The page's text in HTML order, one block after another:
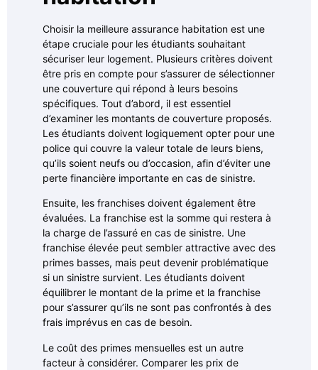
Choisir la meilleure assurance habitation est une
étape cruciale pour les étudiants souhaitant
sécuriser leur logement. Plusieurs critères doivent
être pris en compte pour s’assurer de sélectionner
une couverture qui répond à leurs besoins
spécifiques. Tout d’abord, il est essentiel
d’examiner les montants de couverture proposés.
Les étudiants doivent logiquement opter pour une
police qui couvre la valeur totale de leurs biens,
qu’ils soient neufs ou d’occasion, afin d’éviter une
perte financière importante en cas de sinistre.
Ensuite, les franchises doivent également être
évaluées. La franchise est la somme qui restera à
la charge de l’assuré en cas de sinistre. Une
franchise élevée peut sembler attractive avec des
primes basses, mais peut devenir problématique
si un sinistre survient. Les étudiants doivent
équilibrer le montant de la prime et la franchise
pour s’assurer qu’ils ne sont pas confrontés à des
frais imprévus en cas de besoin.
Le coût des primes mensuelles est un autre
facteur à considérer. Comparer les prix de